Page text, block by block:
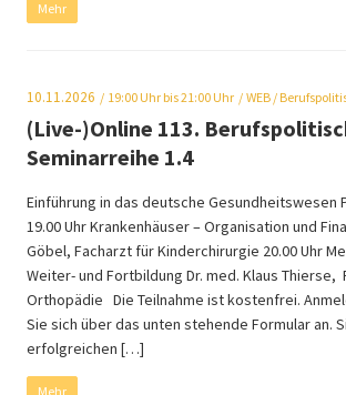
Mehr
10.11.2026 19:00 Uhr bis 21:00 Uhr WEB /
(Live-)Online 113.
Seminarreihe 1.4
Einführung in das deutsche Gesundheitswesen
19.00 Uhr Krankenhäuser – Organisation und
Göbel, Facharzt für Kinderchirurgie 20.00 Uhr
Weiter- und Fortbildung Dr. med. Klaus Thierse,
Orthopädie Die Teilnahme ist kostenfrei.
Sie sich über das unten stehende Formular an.
erfolgreichen […]
Mehr